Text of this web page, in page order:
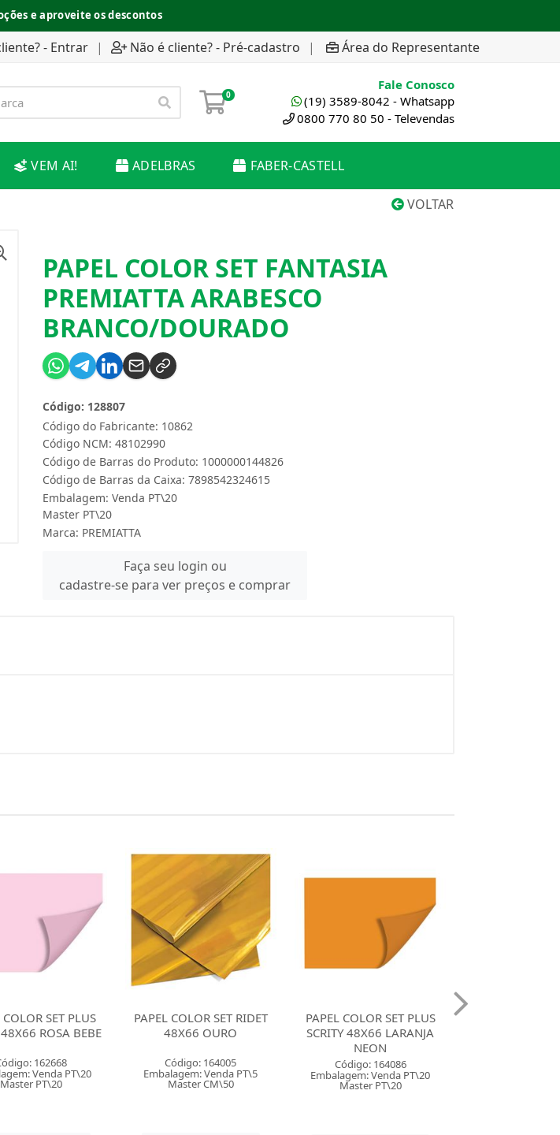
e aproveite os descontos
- Entrar | Não é cliente? - Pré-cadastro | Área do Representante
0
Fale Conosco
(19) 3589-8042 - Whatsapp
0800 770 80 50 - Televendas
VEM AI! ADELBRAS FABER-CASTELL
VOLTAR
PAPEL COLOR SET FANTASIA
PREMIATTA ARABESCO
BRANCO/DOURADO
Código do Fabricante: 10862
Código: 128807
Código NCM: 48102990
Código de Barras do Produto: 1000000144826
Código de Barras da Caixa: 7898542324615
Embalagem: Venda PT\20
Master PT\20
Marca: PREMIATTA
Faça seu login ou
cadastre-se para ver preços e comprar
SET RIDET
OURO
164005
Venda PT\5
Master CM\50
PAPEL COLOR SET PLUS
SCRITY 48X66 LARANJA
Código: 164086
Embalagem: Venda PT\20
Master PT\20
PAPEL COLOR SET PLUS
SCRITY 48X66 ROSA
NEON
Código: 164087
Embalagem: Venda PT\20
Master PT\20